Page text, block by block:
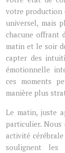
votre production
universel, mais
chacune offrant
matin et le soir
capter des
émotionnelle
ces moments
manière plus
Le matin, juste
particulier. Nous
activité
soulignent les